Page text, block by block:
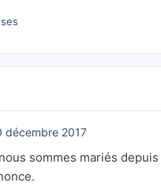
décembre 2017
sommes mariés